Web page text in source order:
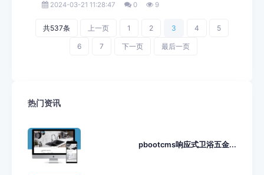
2024-03-21 11:28:47 0 9
共537条 上一页 1 2 3 4 5
6 7 下一页 最后一页
热门资讯
pbootcms响应式卫浴五金...